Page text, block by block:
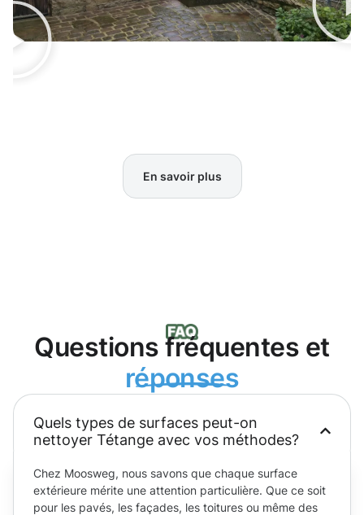
En savoir plus
Questions fréquentes et
réponses
Quels types de surfaces peut-on
nettoyer Tétange avec vos méthodes?
Chez Moosweg, nous savons que chaque surface
extérieure mérite une attention particulière. Que ce soit
pour les pavés, les façades, les toitures ou même des